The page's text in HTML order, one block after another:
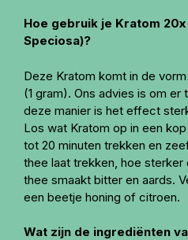
Hoe gebruik je Kratom
Speciosa)?
Deze Kratom komt in de
(1 gram). Ons advies is om
deze manier is het effect
Los wat Kratom op in een
tot 20 minuten trekken en
thee laat trekken, hoe sterker
thee smaakt bitter en aards.
een beetje honing of citroen.
Wat zijn de ingrediënten